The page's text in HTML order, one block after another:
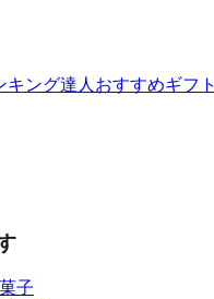
キング達人おすすめギフト
子